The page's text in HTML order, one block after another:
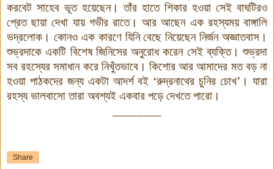
করবেট সাহেব ভূত হয়েছেন। তাঁর হাতে শিকার হওয়া সেই বাঘটিরও
প্রেত ছায়া দেখা যায় গভীর রাতে। আর আছেন এক রহস্যময় বাঙ্গালি
ভদ্রলোক। কোনও এক কারণে যিনি বেছে নিয়েছেন নির্জন অজ্ঞাতবাস।
শুভ্রদাকে একটি বিশেষ জিনিসের অনুরোধ করেন সেই ব্যক্তি। শুভ্রদা
সব রহস্যের সমাধান করে নিখুঁতভাবে। কিশোর আর আমাদের মত বড় না
হওয়া পাঠকদের জন্য একটা আদর্শ বই ‘রুদ্রনাথের চুনির চোখ’ । যারা
রহস্য ভালবাসো তারা অবশ্যই একবার পড়ে দেখতে পারো।
Share